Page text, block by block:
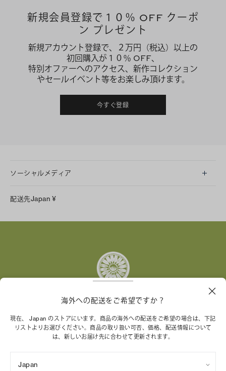
新規会員登録で１０％ OFF クーポ
ン プレゼント
新規アカウント登録で、２万円（税込）以上の
初回購入が１０％ OFF、
特別オファーへのアクセス、新作コレクション
やセールイベント等をお楽しみ頂けます。
今すぐ登録
ソーシャルメディア
Facebook
配送先Japan ¥
トリー バーチ財団は、女性起業家が持続可能な企業を築
くことを支援しています。
海外への配送をご希望ですか？
現在、 Japan のストアにいます。商品の海外への配送をご希望の場合は、下記
リストよりお選びください。商品の取り扱い可否、価格、配送情報について
は、新しいお届け先に合わせて更新されます。
Japan